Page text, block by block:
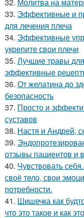
32. Молитва на
33. Эффективные и
для лечения плеча
34. Эффективные
укрепите свои плечи
35. Лучшие травы
эффективные
36. От желатина до
безопасность
37. Просто и
суставов
38. Настя и Андрей,
39.
отзывы пациентов и
40. Чувствовать
своё тело, свои
потребности.
41. Шишечка как
что это такое и как